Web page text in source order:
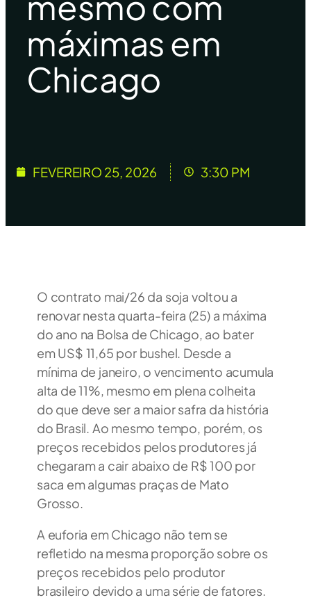
máximas em
Chicago
FEVEREIRO 25, 2026 3:30 PM
O contrato mai/26 da soja voltou a
renovar nesta quarta-feira (25) a máxima
do ano na Bolsa de Chicago, ao bater
em US$ 11,65 por bushel. Desde a
mínima de janeiro, o vencimento acumula
alta de 11%, mesmo em plena colheita
do que deve ser a maior safra da história
do Brasil. Ao mesmo tempo, porém, os
preços recebidos pelos produtores já
chegaram a cair abaixo de R$ 100 por
saca em algumas praças de Mato
Grosso.
A euforia em Chicago não tem se
refletido na mesma proporção sobre os
preços recebidos pelo produtor
brasileiro devido a uma série de fatores.